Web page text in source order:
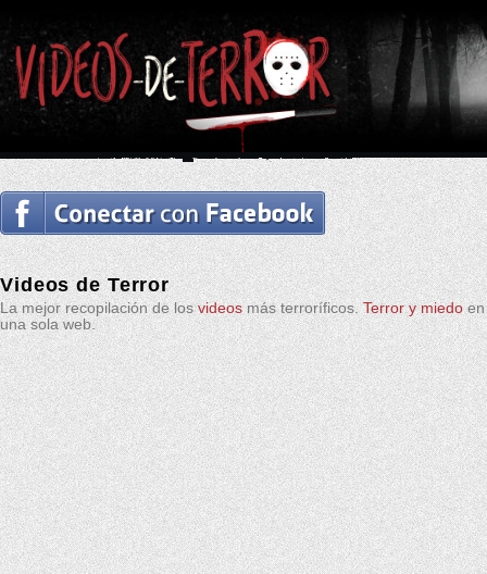
Videos de Terror
La mejor recopilación de losvideosmás terroríficos.Terror y miedoen
una sola web.